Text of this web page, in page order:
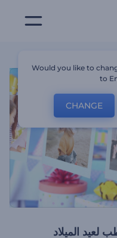
لعيد الميلاد
Would you like to
to
CHANGE